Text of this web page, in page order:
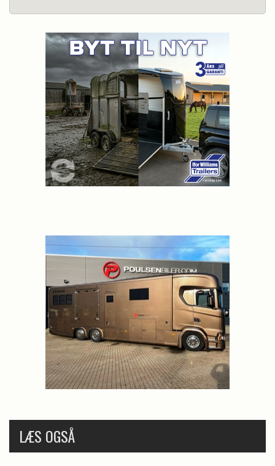
LÆS OGSÅ